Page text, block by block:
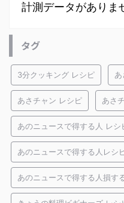
計測データがありま
タグ
3分クッキング レシピ
あさチャン レシピ あさ
あのニュースで得する人 レシ
あのニュースで得する人レシ
あのニュースで得する人損す